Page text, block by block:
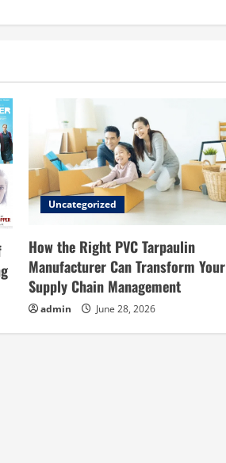
Uncategorized
How the Right PVC Tarpaulin
Manufacturer Can Transform Your
Supply Chain Management
admin June 28, 2026